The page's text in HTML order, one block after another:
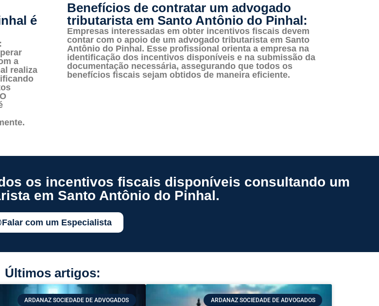
é
a
realiza
Benefícios de contratar um advogado
tributarista em Santo Antônio do Pinhal:
Empresas interessadas em obter incentivos fiscais devem
contar com o apoio de um advogado tributarista em Santo
Antônio do Pinhal. Esse profissional orienta a empresa na
identificação dos incentivos disponíveis e na submissão da
documentação necessária, assegurando que todos os
benefícios fiscais sejam obtidos de maneira eficiente.
os incentivos fiscais disponíveis consultando um
em Santo Antônio do Pinhal.
Falar com um Especialista
Últimos artigos:
ARDANAZ SOCIEDADE DE ADVOGADOS ARDANAZ SOCIEDADE DE ADVOGADOS